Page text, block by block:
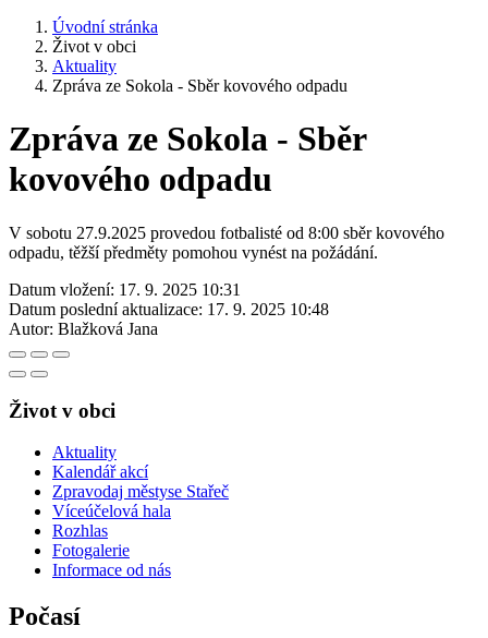
Úvodní stránka
Život v obci
Aktuality
Zpráva ze Sokola - Sběr kovového odpadu
Zpráva ze Sokola - Sběr
kovového odpadu
V sobotu 27.9.2025 provedou fotbalisté od 8:00 sběr kovového
odpadu, těžší předměty pomohou vynést na požádání.
Datum vložení: 17. 9. 2025 10:31
Datum poslední aktualizace: 17. 9. 2025 10:48
Autor: Blažková Jana
Život v obci
Aktuality
Kalendář akcí
Zpravodaj městyse Stařeč
Víceúčelová hala
Rozhlas
Fotogalerie
Informace od nás
Počasí